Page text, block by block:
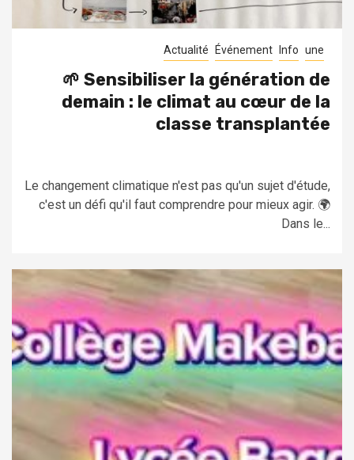
Actualité Événement Info une
🌱 Sensibiliser la génération de
demain : le climat au cœur de la
classe transplantée
Le changement climatique n'est pas qu'un sujet d'étude,
c'est un défi qu'il faut comprendre pour mieux agir. 🌍
Dans le...